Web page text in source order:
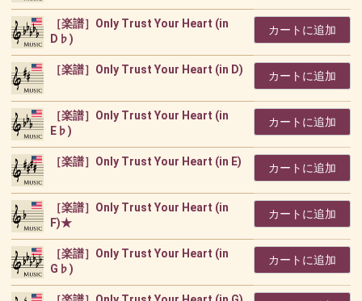
［楽譜］Only Trust Your Heart (in
D♭)
カートに追加
［楽譜］Only Trust Your Heart (in D) カートに追加
［楽譜］Only Trust Your Heart (in
E♭)
カートに追加
［楽譜］Only Trust Your Heart (in E) カートに追加
［楽譜］Only Trust Your Heart (in
F)★
カートに追加
［楽譜］Only Trust Your Heart (in
G♭)
カートに追加